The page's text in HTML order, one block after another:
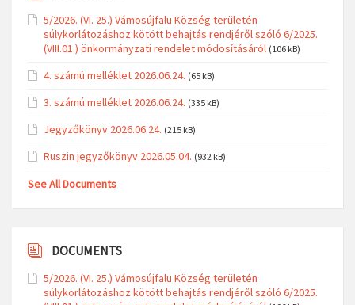
5/2026. (VI. 25.) Vámosújfalu Község területén
súlykorlátozáshoz kötött behajtás rendjéről szóló 6/2025.
(VIII.01.) önkormányzati rendelet módosításáról (106 kB)
4. számú melléklet 2026.06.24. (65 kB)
3. számú melléklet 2026.06.24. (335 kB)
Jegyzőkönyv 2026.06.24. (215 kB)
Ruszin jegyzőkönyv 2026.05.04. (932 kB)
See All Documents
DOCUMENTS
5/2026. (VI. 25.) Vámosújfalu Község területén
súlykorlátozáshoz kötött behajtás rendjéről szóló 6/2025.